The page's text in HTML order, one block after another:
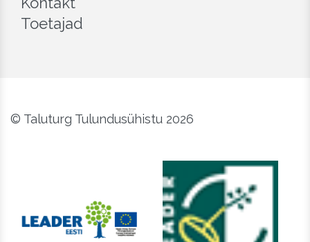
Toetajad
© Taluturg Tulundusühistu 2026